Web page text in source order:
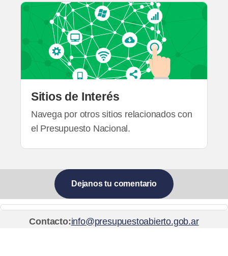
Sitios de Interés
Navega por otros sitios relacionados con
el Presupuesto Nacional.
Dejanos tu comentario
Contacto:info@presupuestoabierto.gob.ar